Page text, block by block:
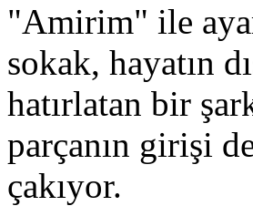
"Amirim" ile
sokak, hayatın
hatırlatan bir
parçanın girişi
çakıyor.